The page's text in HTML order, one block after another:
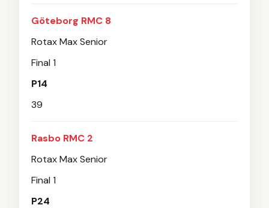
Göteborg RMC 8
Rotax Max Senior
Final 1
P14
39
Rasbo RMC 2
Rotax Max Senior
Final 1
P24